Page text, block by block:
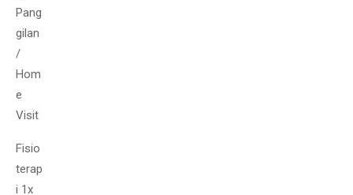
Pang
gilan
/
Hom
e
Visit
Fisio
terap
i 1x